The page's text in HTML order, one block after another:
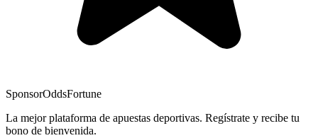
SponsorOddsFortune
La mejor plataforma de apuestas deportivas. Regístrate y recibe tu
bono de bienvenida.